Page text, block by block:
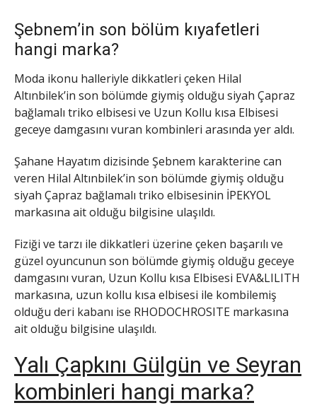
Şebnem’in son bölüm kıyafetleri
hangi marka?
Moda ikonu halleriyle dikkatleri çeken Hilal
Altınbilek’in son bölümde giymiş olduğu siyah Çapraz
bağlamalı triko elbisesi ve Uzun Kollu kısa Elbisesi
geceye damgasını vuran kombinleri arasında yer aldı.
Şahane Hayatım dizisinde Şebnem karakterine can
veren Hilal Altınbilek’in son bölümde giymiş olduğu
siyah Çapraz bağlamalı triko elbisesinin İPEKYOL
markasına ait olduğu bilgisine ulaşıldı.
Fiziği ve tarzı ile dikkatleri üzerine çeken başarılı ve
güzel oyuncunun son bölümde giymiş olduğu geceye
damgasını vuran, Uzun Kollu kısa Elbisesi EVA&LILITH
markasına, uzun kollu kısa elbisesi ile kombilemiş
olduğu deri kabanı ise RHODOCHROSITE markasına
ait olduğu bilgisine ulaşıldı.
Yalı Çapkını Gülgün ve Seyran
kombinleri hangi marka?